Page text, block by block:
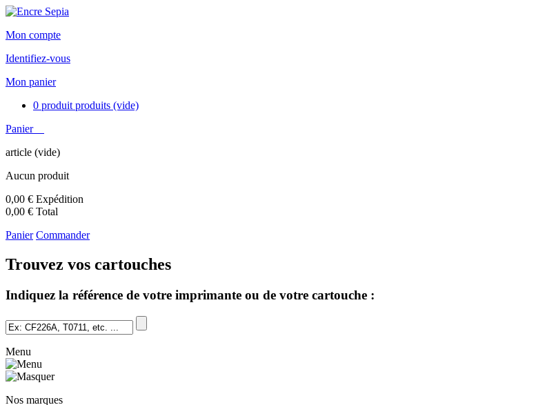
Mon compte
Identifiez-vous
Mon panier
0 produit produits (vide)
Panier
article (vide)
Aucun produit
0,00 € Expédition
0,00 € Total
Panier Commander
Trouvez vos cartouches
Indiquez la référence de votre imprimante ou de votre cartouche :
Menu
Nos marques